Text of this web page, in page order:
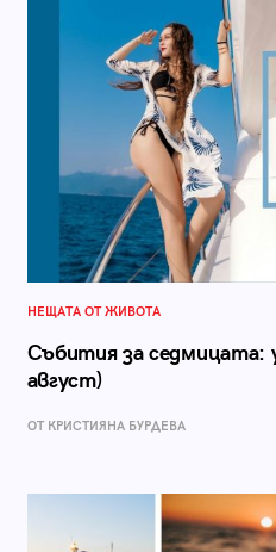
НЕЩАТА ОТ ЖИВОТА
Събития за седмицата:
август)
ОТ КРИСТИЯНА БУРДЕВА